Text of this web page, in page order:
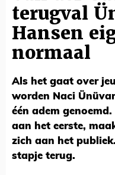
terugval
Hansen
normaal
Als het gaat over
worden Naci
één adem
aan het eerste,
zich aan het
stapje terug.